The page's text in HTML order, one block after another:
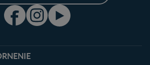
Výhody členstva